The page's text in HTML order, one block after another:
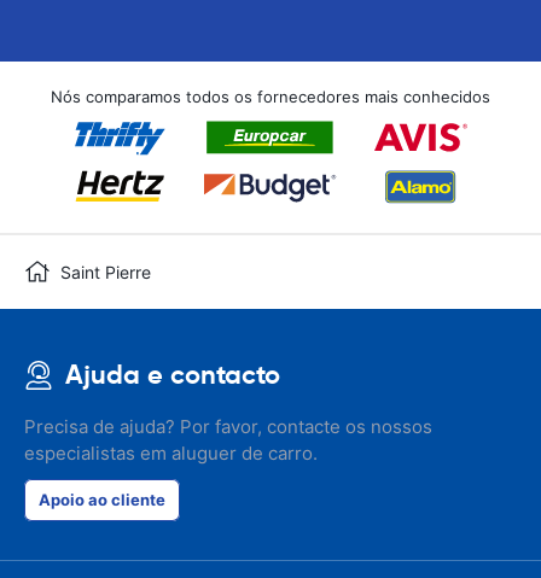
Nós comparamos todos os fornecedores mais conhecidos
Saint Pierre
Ajuda e contacto
Precisa de ajuda? Por favor, contacte os nossos
especialistas em aluguer de carro.
Apoio ao cliente